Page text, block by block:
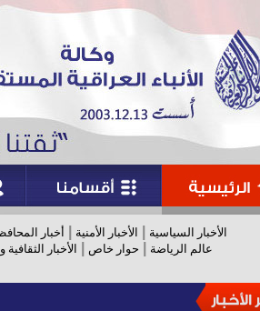
الأخبار السياسية الأخبار الأمنية أخبار
عالم الرياضة
حوار خاص الأخبار الثقافية